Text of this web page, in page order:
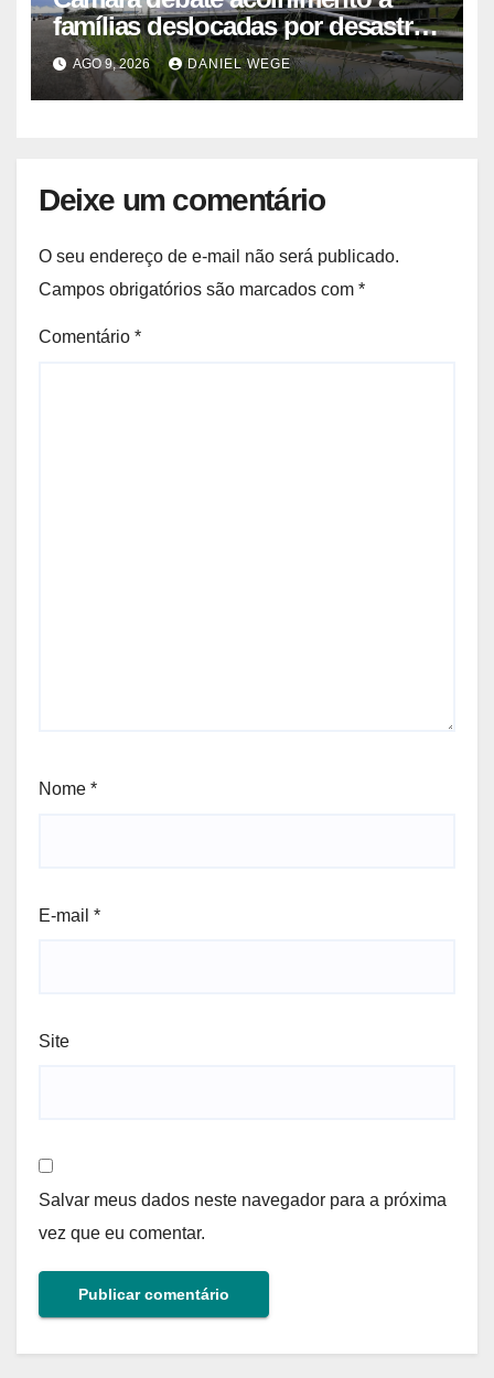
famílias deslocadas por desastre
climático
AGO 9, 2026 DANIEL WEGE
Deixe um comentário
O seu endereço de e-mail não será publicado.
Campos obrigatórios são marcados com *
Comentário *
Nome *
E-mail *
Site
Salvar meus dados neste navegador para a próxima
vez que eu comentar.